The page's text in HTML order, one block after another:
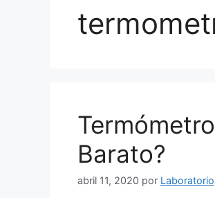
Barato?
abril 11, 2020 por Laboratorio